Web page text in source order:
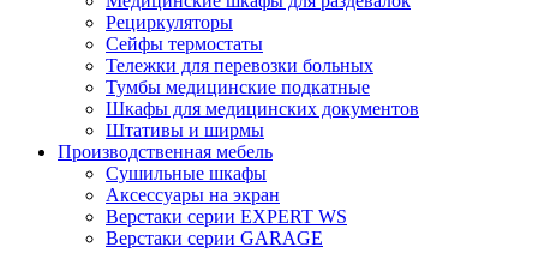
Рециркуляторы
Сейфы термостаты
Тележки для перевозки больных
Тумбы медицинские подкатные
Шкафы для медицинских документов
Штативы и ширмы
Производственная мебель
Cушильные шкафы
Аксессуары на экран
Верстаки серии EXPERT WS
Верстаки серии GARAGE